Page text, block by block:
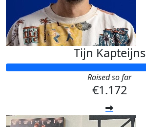
Tijn Kapteijns
Raised so far
€1.172